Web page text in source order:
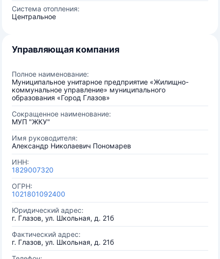
Система отопления:
Центральное
Управляющая компания
Полное наименование:
Муниципальное унитарное предприятие «Жилищно-
коммунальное управление» муниципального
образования «Город Глазов»
Сокращенное наименование:
МУП "ЖКУ"
Имя руководителя:
Александр Николаевич Пономарев
ИНН:
1829007320
ОГРН:
1021801092400
Юридический адрес:
г. Глазов, ул. Школьная, д. 21б
Фактический адрес:
г. Глазов, ул. Школьная, д. 21б